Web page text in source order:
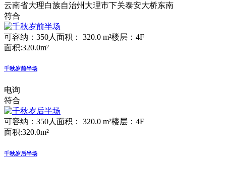
云南省大理白族自治州大理市下关泰安大桥东南
符合
可容纳：350人 面积： 320.0 m²楼层：4F
面积:320.0m²
千秋岁前半场
电询
符合
可容纳：350人面积： 320.0 m²楼层：4F
面积:320.0m²
千秋岁后半场